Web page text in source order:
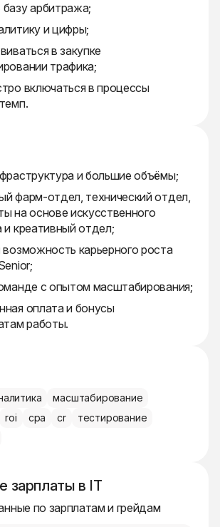
арбитража;
и цифры;
в закупке
трафика;
включаться в процессы
и большие объёмы;
фарм-отдел, технический отдел,
на основе искусственного
и креативный отдел;
карьерного роста
с опытом масштабирования;
оплата и бонусы
работы.
масштабирование
roi cpa cr
тестирование
зарплаты в IT
по зарплатам и грейдам